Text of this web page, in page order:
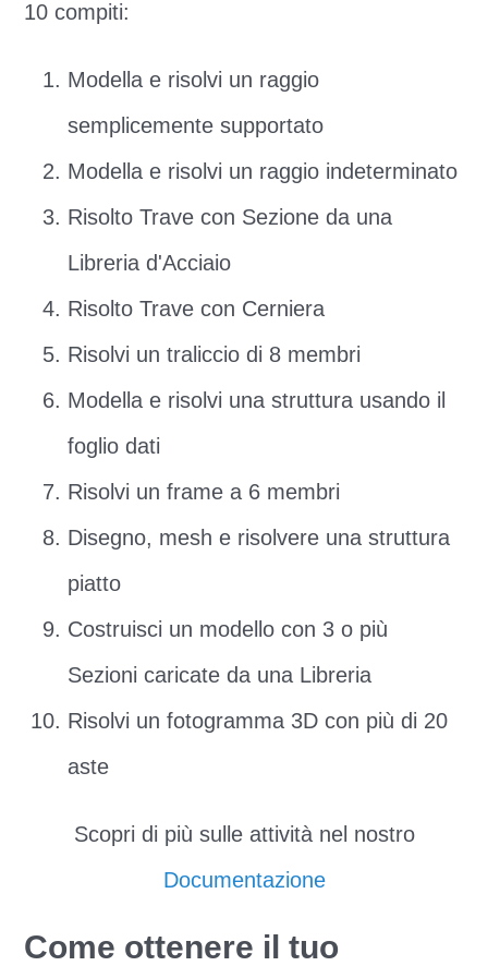
10 compiti:
Modella e risolvi un raggio
semplicemente supportato
Modella e risolvi un raggio indeterminato
Risolto Trave con Sezione da una
Libreria d'Acciaio
Risolto Trave con Cerniera
Risolvi un traliccio di 8 membri
Modella e risolvi una struttura usando il
foglio dati
Risolvi un frame a 6 membri
Disegno, mesh e risolvere una struttura
piatto
Costruisci un modello con 3 o più
Sezioni caricate da una Libreria
Risolvi un fotogramma 3D con più di 20
aste
Scopri di più sulle attività nel nostro
Documentazione
Come ottenere il tuo